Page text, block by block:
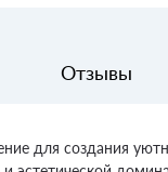
Отзывы
для создания